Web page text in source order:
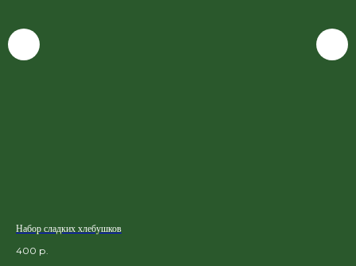
Набор сладких хлебушков
400 р.